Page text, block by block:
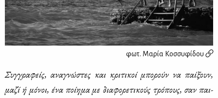
φωτ. Μαρία Κοσσυφίδου
Συγ­γρα­φείς, ανα­γνώ­στες και κρι­τι­κοί μπο­ρούν να παί­ξουν,
μα­ζί ή μό­νοι, ένα ποί­η­μα με δια­φο­ρε­τι­κούς τρό­πους, σαν παι­